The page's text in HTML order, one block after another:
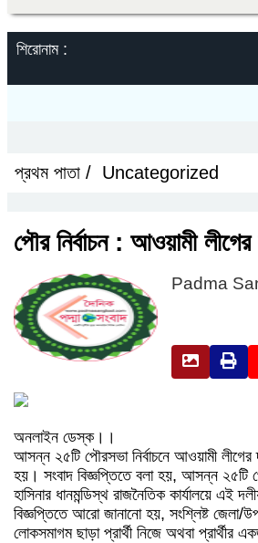
শিরোনাম :
প্রথম পাতা / Uncategorized
পৌর নির্বাচন : আওয়ামী
Padma
অনলাইন ডেস্ক।।
আসন্ন ২৫টি পৌরসভা নির্বাচনে আওয়ামী
হয়। সংবাদ বিজ্ঞপ্তিতে বলা হয়, আসন্ন ২৫টি
হাসিনার ধানমন্ডিস্থ রাজনৈতিক কার্যালয়ে
বিজ্ঞপ্তিতে আরো জানানো হয়, সংশ্লিষ্ট জেলা/
লোকসমাগম ছাড়া প্রার্থী নিজে অথবা